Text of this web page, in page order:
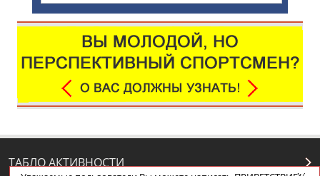
ТАБЛО АКТИВНОСТИ